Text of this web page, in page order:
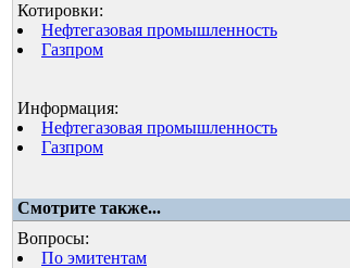
Котировки:
Нефтегазовая промышленность
Газпром
Информация:
Нефтегазовая промышленность
Газпром
Смотрите также...
Вопросы:
По эмитентам